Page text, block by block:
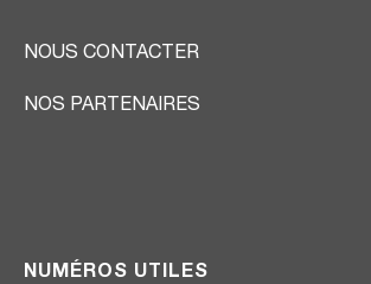
NOUS CONTACTER
NOS PARTENAIRES
NUMÉROS UTILES